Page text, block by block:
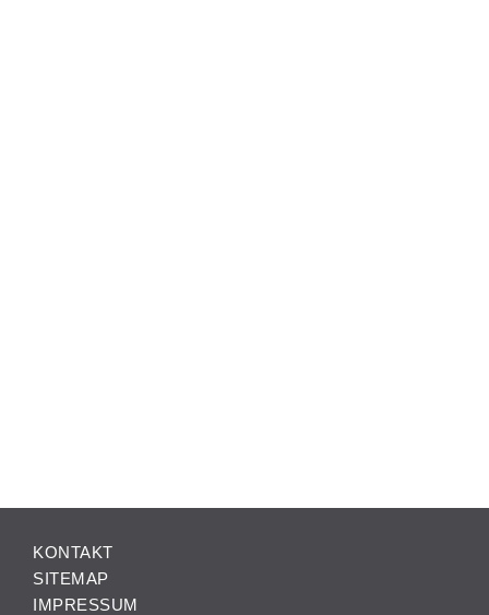
KONTAKT
SITEMAP
IMPRESSUM